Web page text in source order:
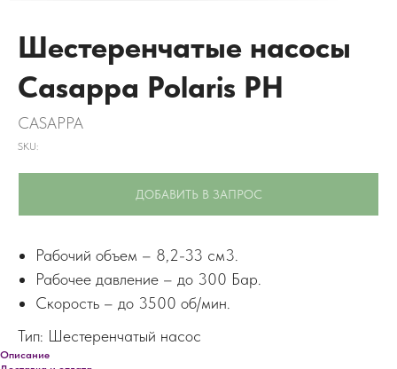
Шестеренчатые насосы
Casappa Polaris PH
CASAPPA
SKU:
ДОБАВИТЬ В ЗАПРОС
Рабочий объем – 8,2-33 см3.
Рабочее давление – до 300 Бар.
Скорость – до 3500 об/мин.
Тип: Шестеренчатый насос
Описание